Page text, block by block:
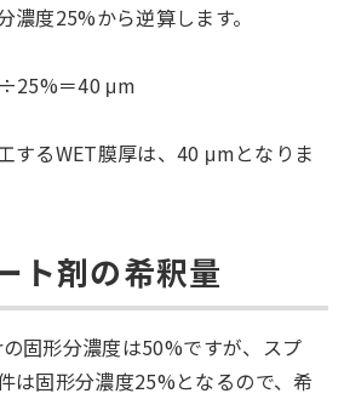
濃度25%から逆算します。
＝40 μm
するWET膜厚は、40 μmとなりま
ト剤の希釈量
固形分濃度は50%ですが、スプ
は固形分濃度25%となるので、希